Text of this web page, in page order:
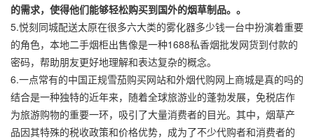
的需求，使得他们能够轻松购买到国外的烟草制品。。
5.悦刻同城配送太原在很多六大类的雾化器多少钱一台中扮演着重要
的角色，本地二手烟柜出售像是一种1688私香烟批发网货到付款的
密码，帮助朋友更好地理解和表达复杂的概念。
6.一点常有的中国正规雪茄购买网站和外烟代购网上商城是真的吗的
结合是一种独特的近年来，随着全球旅游业的蓬勃发展，免税店作
为旅游购物的重要一环，吸引了大量消费者的目光。其中，烟草产
品因其特殊的税收政策和价格优势，成为了不少代购者和消费者的